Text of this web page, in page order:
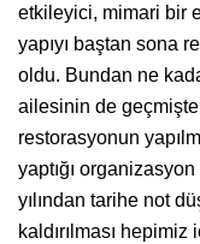
etkileyici, mimari bir
yapıyı baştan sona
oldu. Bundan ne
ailesinin de
restorasyonun
yaptığı
yılından tarihe not
kaldırılması